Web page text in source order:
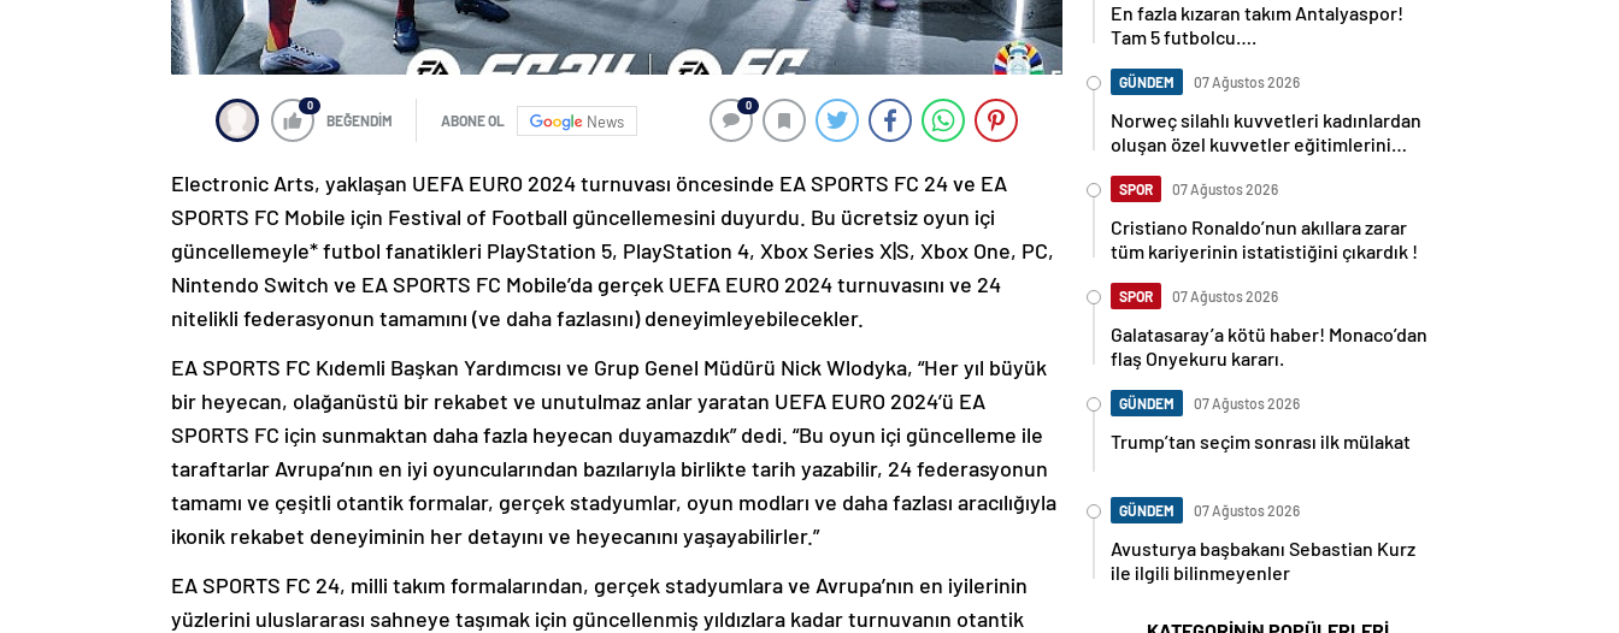
0
BEĞENDİM ABONE OL News
0
Electronic Arts, yaklaşan UEFA EURO 2024 turnuvası öncesinde EA SPORTS FC 24 ve EA
SPORTS FC Mobile için Festival of Football güncellemesini duyurdu. Bu ücretsiz oyun içi
güncellemeyle* futbol fanatikleri PlayStation 5, PlayStation 4, Xbox Series X|S, Xbox One, PC,
Nintendo Switch ve EA SPORTS FC Mobile’da gerçek UEFA EURO 2024 turnuvasını ve 24
nitelikli federasyonun tamamını (ve daha fazlasını) deneyimleyebilecekler.
EA SPORTS FC Kıdemli Başkan Yardımcısı ve Grup Genel Müdürü Nick Wlodyka, “Her yıl büyük
bir heyecan, olağanüstü bir rekabet ve unutulmaz anlar yaratan UEFA EURO 2024’ü EA
SPORTS FC için sunmaktan daha fazla heyecan duyamazdık” dedi. “Bu oyun içi güncelleme ile
taraftarlar Avrupa’nın en iyi oyuncularından bazılarıyla birlikte tarih yazabilir, 24 federasyonun
tamamı ve çeşitli otantik formalar, gerçek stadyumlar, oyun modları ve daha fazlası aracılığıyla
ikonik rekabet deneyiminin her detayını ve heyecanını yaşayabilirler.”
EA SPORTS FC 24, milli takım formalarından, gerçek stadyumlara ve Avrupa’nın en iyilerinin
yüzlerini uluslararası sahneye taşımak için güncellenmiş yıldızlara kadar turnuvanın otantik
En fazla kızaran takım Antalyaspor!
Tam 5 futbolcu….
GÜNDEM 07 Ağustos 2026
Norweç silahlı kuvvetleri kadınlardan
oluşan özel kuvvetler eğitimlerini
SPOR 07 Ağustos 2026
Cristiano Ronaldo’nun akıllara zarar
tüm kariyerinin istatistiğini çıkardık !
SPOR 07 Ağustos 2026
Galatasaray’a kötü haber! Monaco’dan
flaş Onyekuru kararı.
GÜNDEM 07 Ağustos 2026
Trump’tan seçim sonrası ilk mülakat
GÜNDEM 07 Ağustos 2026
Avusturya başbakanı Sebastian Kurz
ile ilgili bilinmeyenler